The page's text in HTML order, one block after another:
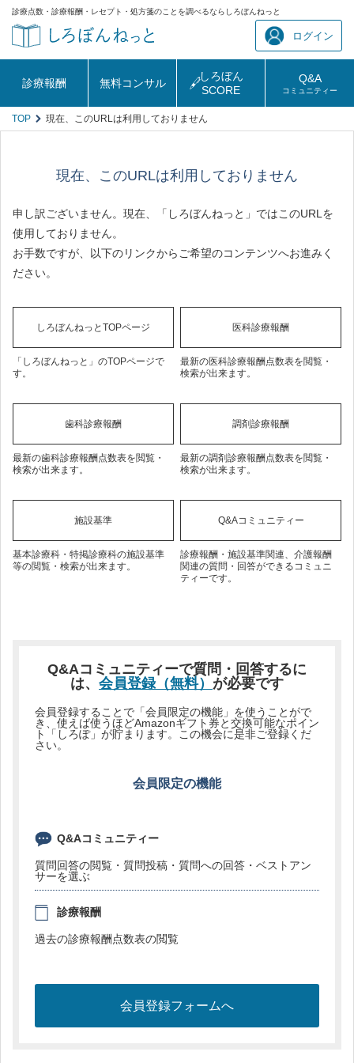
診療点数・診療報酬・レセプト・処方箋のことを調べるならしろぼんねっと
ログイン
診療報酬 無料コンサル
しろぼん
SCORE
Q&A
コミュニティー
TOP 現在、このURLは利用しておりません
現在、このURLは利用しておりません
申し訳ございません。現在、「しろぼんねっと」ではこのURLを
使用しておりません。
お手数ですが、以下のリンクからご希望のコンテンツへお進みく
ださい。
しろぼんねっとTOPページ
「しろぼんねっと」のTOPページで
す。
医科診療報酬
最新の医科診療報酬点数表を閲覧・
検索が出来ます。
歯科診療報酬
最新の歯科診療報酬点数表を閲覧・
検索が出来ます。
調剤診療報酬
最新の調剤診療報酬点数表を閲覧・
検索が出来ます。
施設基準
基本診療科・特掲診療科の施設基準
等の閲覧・検索が出来ます。
Q&Aコミュニティー
診療報酬・施設基準関連、介護報酬
関連の質問・回答ができるコミュニ
ティーです。
Q&Aコミュニティーで質問・回答するに
は、 会員登録（無料） が必要です
会員登録することで「会員限定の機能」を使うことがで
き、使えば使うほどAmazonギフト券と交換可能なポイン
ト「しろぽ」が貯まります。この機会に是非ご登録くだ
さい。
会員限定の機能
Q&Aコミュニティー
質問回答の閲覧・質問投稿・質問への回答・ベストアン
サーを選ぶ
診療報酬
過去の診療報酬点数表の閲覧
会員登録フォームへ